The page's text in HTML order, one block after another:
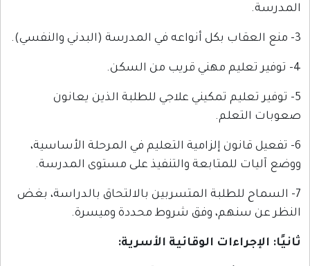
تمكيني علاجي للطلبة الذين يعانون
إلزامية التعليم في المرحلة الأساسية،
والتنفيذ على مستوى المدرسة.
المتسربين بالالتحاق بالدراسة، بغض
وفق شروط محددة وميسرة.
الوقائية الأسرية: